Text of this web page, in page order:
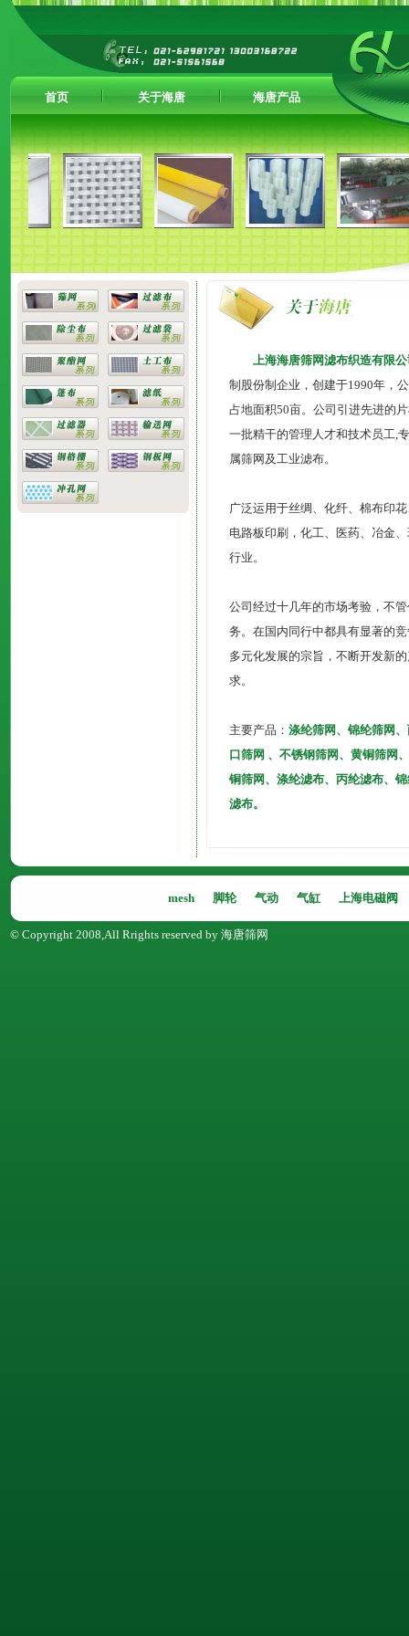
首页 关于海唐 海唐产品
上海海唐筛网滤布织造有限公
制股份制企业，创建于1990年，
占地面积50亩。公司引进先进的
一批精干的管理人才和技术员工,
属筛网及工业滤布。
广泛运用于丝绸、化纤、棉布印
电路板印刷，化工、医药、冶金
行业。
公司经过十几年的市场考验，不
务。在国内同行中都具有显著的
多元化发展的宗旨，不断开发新
求。
主要产品： 涤纶筛网、锦纶筛网
口筛网 、不锈钢筛网、黄铜筛网
铜筛网、涤纶滤布、丙纶滤布、
滤布。
mesh 脚轮 气动 气缸 上海电磁阀
© Copyright 2008,All Rrights reserved by 海唐筛网